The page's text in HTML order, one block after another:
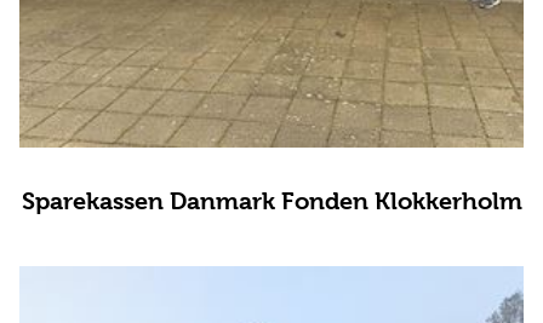
Sparekassen Danmark Fonden Klokkerholm